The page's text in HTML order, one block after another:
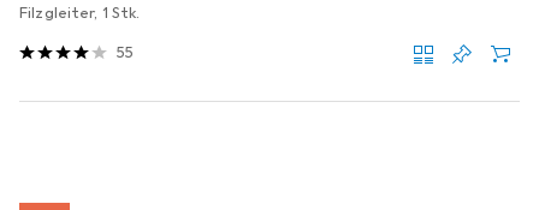
Filzgleiter, 1 Stk.
55